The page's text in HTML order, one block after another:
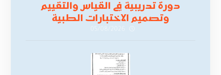
دورة تدريبية في القياس والتقييم
وتصميم الاختبارات الطبية